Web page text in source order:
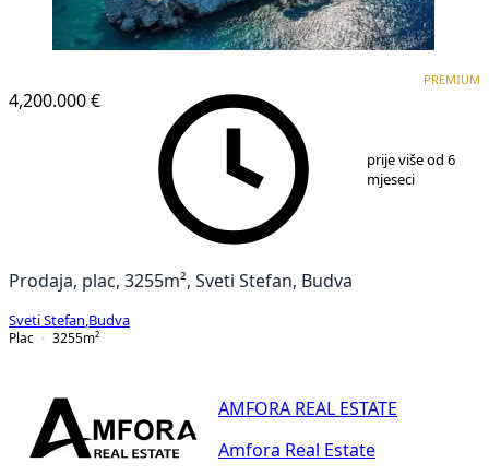
4,200.000 €
PREMIUM
prije više od 6
mjeseci
Prodaja, plac, 3255m², Sveti Stefan, Budva
Sveti Stefan Budva
Plac
3255m²
AMFORA REAL ESTATE
Amfora Real Estate